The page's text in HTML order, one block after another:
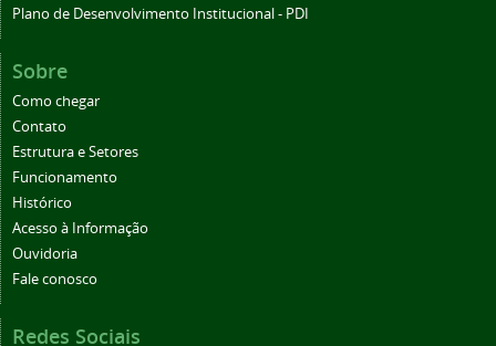
Plano de Desenvolvimento Institucional - PDI
Sobre
Como chegar
Contato
Estrutura e Setores
Funcionamento
Histórico
Acesso à Informação
Ouvidoria
Fale conosco
Redes Sociais